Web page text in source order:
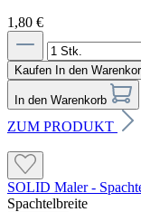
1,80 €
Kaufen In den
In den Warenkorb
ZUM PRODUKT
SOLID Maler -
Spachtelbreite